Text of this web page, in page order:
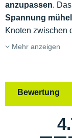
anzupassen. Das
Spannung
Knoten zwischen
Mehr anzeigen
Bewertung